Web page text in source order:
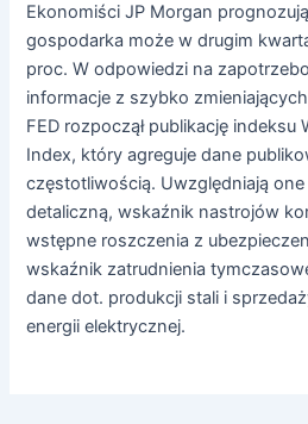
Ekonomiści JP Morgan
gospodarka może w drugim
proc. W odpowiedzi na
informacje z szybko
FED rozpoczął publikację indeksu
Index, który agreguje dane
częstotliwością. Uwzględniają
detaliczną, wskaźnik nastrojów
wstępne roszczenia z
wskaźnik zatrudnienia
dane dot. produkcji stali i
energii elektrycznej.